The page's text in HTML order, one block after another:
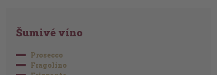
Šumivé víno
Prosecco
Fragolino